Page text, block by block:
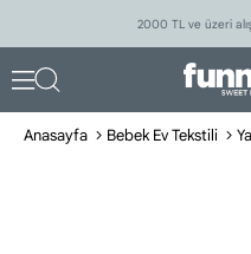
2000 TL ve üzeri
Anasayfa Bebek Ev Tekstili